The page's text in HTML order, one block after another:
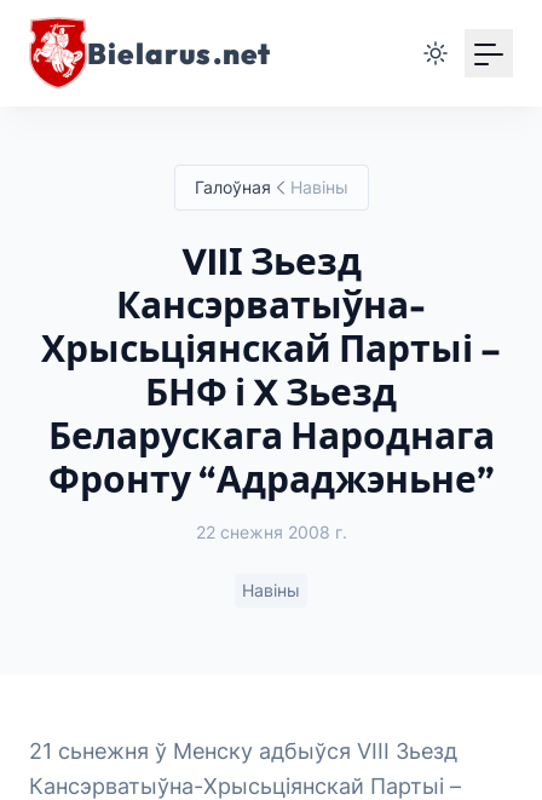
Bielarus.net
Галоўная Навіны
VIIІ Зьезд
Кансэрватыўна-
Хрысьціянскай Партыі –
БНФ і X Зьезд
Беларускага Народнага
Фронту “Адраджэньне”
22 снежня 2008 г.
Навіны
21 сьнежня ў Менску адбыўся VIIІ Зьезд
Кансэрватыўна-Хрысьціянскай Партыі –